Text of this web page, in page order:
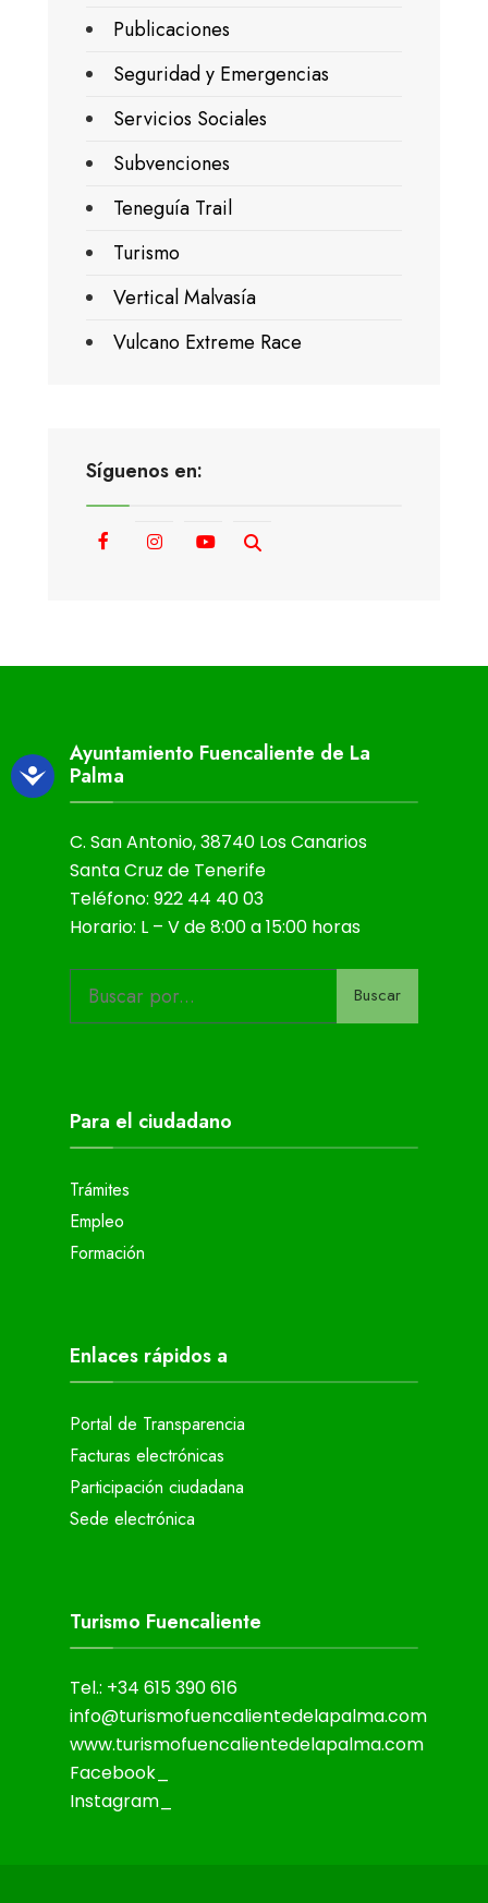
Publicaciones
Seguridad y Emergencias
Servicios Sociales
Subvenciones
Teneguía Trail
Turismo
Vertical Malvasía
Vulcano Extreme Race
Síguenos en:
Ayuntamiento Fuencaliente de La
Palma
C. San Antonio, 38740 Los Canarios
Santa Cruz de Tenerife
Teléfono: 922 44 40 03
Horario: L – V de 8:00 a 15:00 horas
Buscar
Para el ciudadano
Trámites
Empleo
Formación
Enlaces rápidos a
Portal de Transparencia
Facturas electrónicas
Participación ciudadana
Sede electrónica
Turismo Fuencaliente
Tel.: +34 615 390 616
info@turismofuencalientedelapalma.com
www.turismofuencalientedelapalma.com
Facebook_
Instagram_